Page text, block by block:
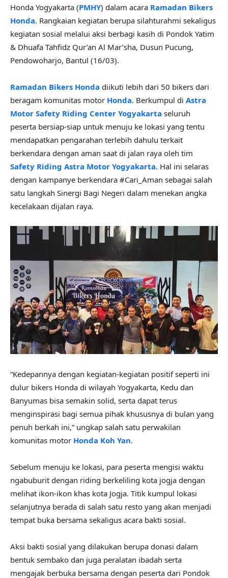
Honda Yogyakarta (PMHY) dalam acara Ramadan Bikers
Honda. Rangkaian kegiatan berupa silahturahmi sekaligus
kegiatan sosial melalui aksi berbagi kasih di Pondok Yatim
& Dhuafa Tahfidz Qur’an Al Mar’sha, Dusun Pucung,
Pendowoharjo, Bantul (16/03).
Ramadan Bikers Honda diikuti lebih dari 50 bikers dari
beragam komunitas motor Honda. Berkumpul di Astra
Motor Safety Riding Center Yogyakarta seluruh
peserta bersiap-siap untuk menuju ke lokasi yang tentu
mendapatkan pengarahan terlebih dahulu terkait
berkendara dengan aman saat di jalan raya oleh tim
Safety Riding Astra Motor Yogyakarta. Hal ini selaras
dengan kampanye berkendara #Cari_Aman sebagai salah
satu langkah Sinergi Bagi Negeri dalam menekan angka
kecelakaan dijalan raya.
“Kedepannya dengan kegiatan-kegiatan positif seperti ini
dulur bikers Honda di wilayah Yogyakarta, Kedu dan
Banyumas bisa semakin solid, serta dapat terus
menginspirasi bagi semua pihak khususnya di bulan yang
penuh berkah ini,” ungkap salah satu perwakilan
komunitas motor Honda Koh Yan.
Sebelum menuju ke lokasi, para peserta mengisi waktu
ngabuburit dengan riding berkeliling kota jogja dengan
melihat ikon-ikon khas kota Jogja. Titik kumpul lokasi
selanjutnya berada di salah satu resto yang akan menjadi
tempat buka bersama sekaligus acara bakti sosial.
Aksi bakti sosial yang dilakukan berupa donasi dalam
bentuk sembako dan juga peralatan ibadah serta
mengajak berbuka bersama dengan peserta dari Pondok